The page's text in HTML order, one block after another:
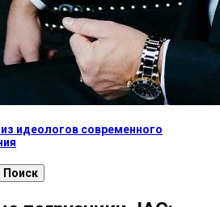
идеологов современного